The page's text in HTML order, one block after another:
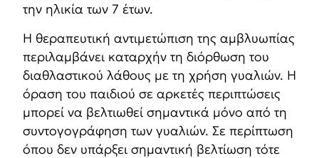
την ηλικία των 7 έτων.
Η θεραπευτική αντιμετώπιση της αμβλυωπίας
περιλαμβάνει καταρχήν τη διόρθωση του
διαθλαστικού λάθους με τη χρήση γυαλιών. Η
όραση του παιδιού σε αρκετές περιπτώσεις
μπορεί να βελτιωθεί σημαντικά μόνο από τη
συντογογράφηση των γυαλιών. Σε περίπτωση
όπου δεν υπάρξει σημαντική βελτίωση τότε